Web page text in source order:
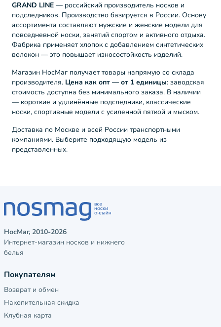
GRAND LINE — российский производитель носков и
подследников. Производство базируется в России. Основу
ассортимента составляют мужские и женские модели для
повседневной носки, занятий спортом и активного отдыха.
Фабрика применяет хлопок с добавлением синтетических
волокон — это повышает износостойкость изделий.
Магазин НосМаг получает товары напрямую со склада
производителя. Цена как опт — от 1 единицы: заводская
стоимость доступна без минимального заказа. В наличии
— короткие и удлинённые подследники, классические
носки, спортивные модели с усиленной пяткой и мыском.
Доставка по Москве и всей России транспортными
компаниями. Выберите подходящую модель из
представленных.
НосМаг, 2010-2026
Интернет-магазин носков и нижнего
белья
Покупателям
Возврат и обмен
Накопительная скидка
Клубная карта